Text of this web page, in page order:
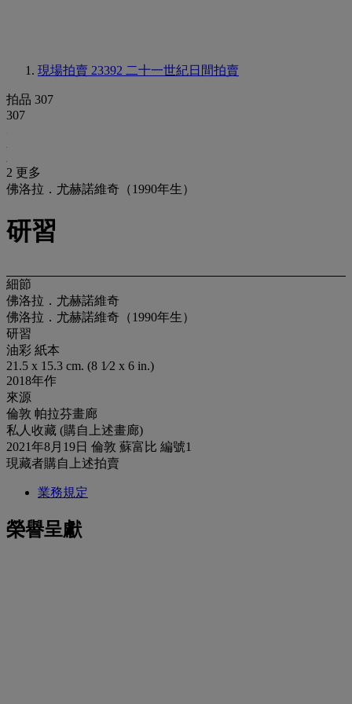
現場拍賣 23392 二十一世紀日間拍賣
拍品 307
307
2 更多
佛洛拉．尤赫諾維奇（1990年生）
研習
細節
佛洛拉．尤赫諾維奇
佛洛拉．尤赫諾維奇（1990年生）
研習
油彩 紙本
21.5 x 15.3 cm. (8 1⁄2 x 6 in.)
2018年作
來源
倫敦 帕拉芬畫廊
私人收藏 (購自上述畫廊)
2021年8月19日 倫敦 蘇富比 編號1
現藏者購自上述拍賣
業務規定
榮譽呈獻